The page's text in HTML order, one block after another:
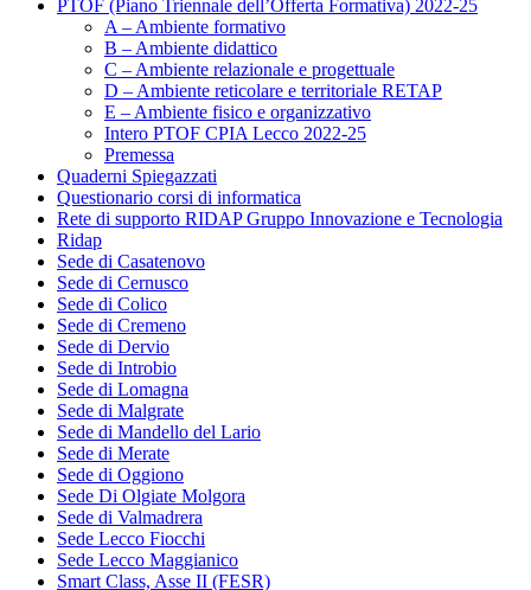
PTOF (Piano Triennale dell’Offerta Formativa) 2022-25
A – Ambiente formativo
B – Ambiente didattico
C – Ambiente relazionale e progettuale
D – Ambiente reticolare e territoriale RETAP
E – Ambiente fisico e organizzativo
Intero PTOF CPIA Lecco 2022-25
Premessa
Quaderni Spiegazzati
Questionario corsi di informatica
Rete di supporto RIDAP Gruppo Innovazione e Tecnologia
Ridap
Sede di Casatenovo
Sede di Cernusco
Sede di Colico
Sede di Cremeno
Sede di Dervio
Sede di Introbio
Sede di Lomagna
Sede di Malgrate
Sede di Mandello del Lario
Sede di Merate
Sede di Oggiono
Sede Di Olgiate Molgora
Sede di Valmadrera
Sede Lecco Fiocchi
Sede Lecco Maggianico
Smart Class, Asse II (FESR)